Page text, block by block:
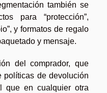
también se
para “protección”,
y formatos de regalo
y mensaje.
del comprador, que
políticas de devolución
que en cualquier otra